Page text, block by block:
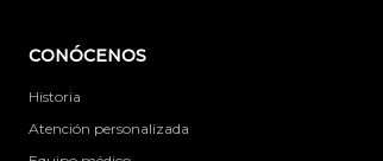
CONÓCENOS
Historia
Atención personalizada